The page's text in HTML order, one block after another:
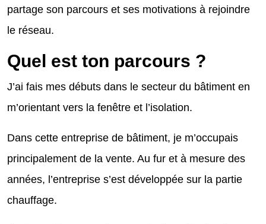
partage son parcours et ses motivations à rejoindre
le réseau.
Quel est ton parcours ?
J’ai fais mes débuts dans le secteur du bâtiment en
m’orientant vers la fenêtre et l’isolation.
Dans cette entreprise de bâtiment, je m’occupais
principalement de la vente. Au fur et à mesure des
années, l’entreprise s’est développée sur la partie
chauffage.